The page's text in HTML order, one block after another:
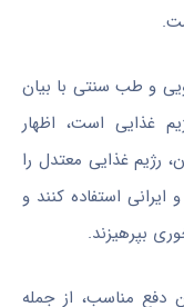
و طب سنتی با بیان
غذایی است، اظهار
رژیم غذایی معتدل را
استفاده کنند و
بپرهیزند.
دفع مناسب، از جمله